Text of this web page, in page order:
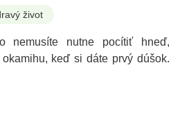
život
nemusíte nutne pocítiť hneď,
keď si dáte prvý dúšok.